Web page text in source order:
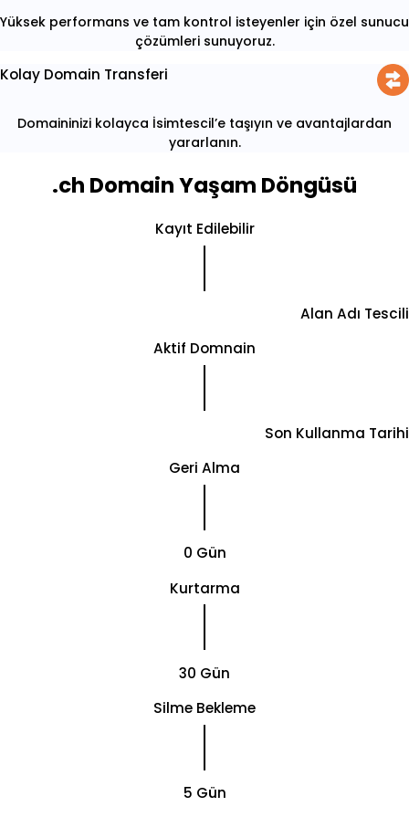
Yüksek performans ve tam kontrol isteyenler için özel sunucu
çözümleri sunuyoruz.
Kolay Domain Transferi
Domaininizi kolayca İsimtescil’e taşıyın ve avantajlardan
yararlanın.
.ch Domain Yaşam Döngüsü
Kayıt Edilebilir
Alan Adı Tescili
Aktif Domnain
Son Kullanma Tarihi
Geri Alma
0 Gün
Kurtarma
30 Gün
Silme Bekleme
5 Gün